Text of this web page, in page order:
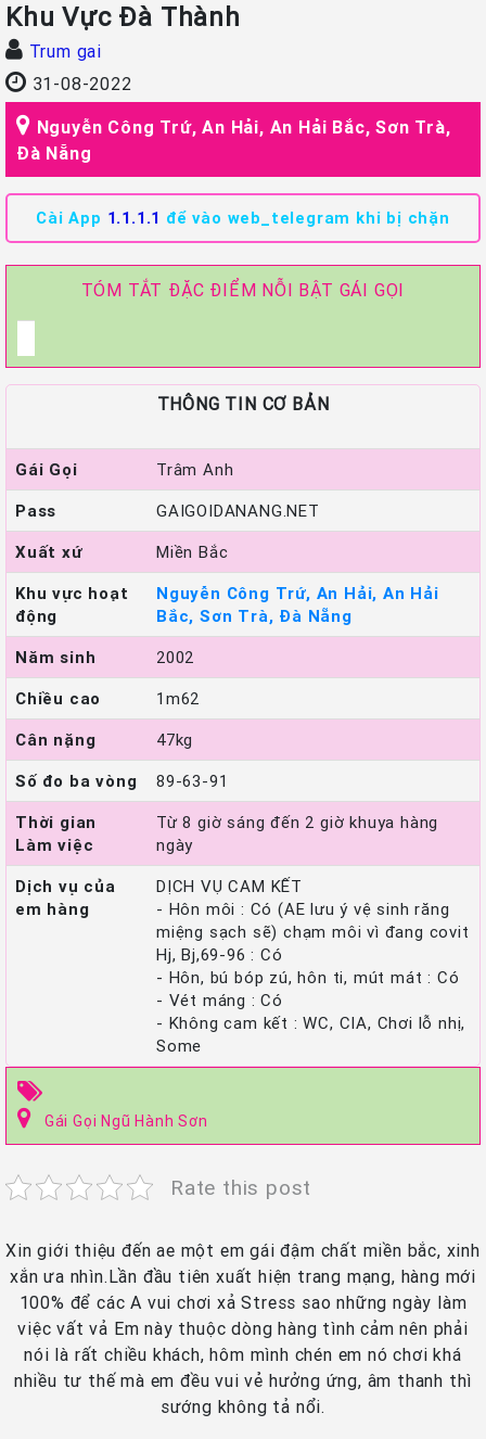
Khu Vực Đà Thành
Trum gai
31-08-2022
Nguyễn Công Trứ, An Hải, An Hải Bắc, Sơn Trà,
Đà Nẵng
Cài App 1.1.1.1 để vào web_telegram khi bị chặn
TÓM TẮT ĐẶC ĐIỂM NỖI BẬT GÁI GỌI
THÔNG TIN CƠ BẢN
Gái Gọi
Trâm Anh
Pass
GAIGOIDANANG.NET
Xuất xứ
Miền Bắc
Khu vực hoạt
động
Nguyễn Công Trứ, An Hải, An Hải
Bắc, Sơn Trà, Đà Nẵng
Năm sinh
2002
Chiều cao
1m62
Cân nặng
47kg
Số đo ba vòng
89-63-91
Thời gian
Làm việc
Từ 8 giờ sáng đến 2 giờ khuya hàng
ngày
Dịch vụ của
em hàng
DỊCH VỤ CAM KẾT
- Hôn môi : Có (AE lưu ý vệ sinh răng
miệng sạch sẽ) chạm môi vì đang covit
Hj, Bj,69-96 : Có
- Hôn, bú bóp zú, hôn ti, mút mát : Có
- Vét máng : Có
- Không cam kết : WC, CIA, Chơi lỗ nhị,
Some
Gái Gọi Ngũ Hành Sơn
Rate this post
Xin giới thiệu đến ae một em gái đậm chất miền bắc, xinh
xắn ưa nhìn.Lần đầu tiên xuất hiện trang mạng, hàng mới
100% để các A vui chơi xả Stress sao những ngày làm
việc vất vả Em này thuộc dòng hàng tình cảm nên phải
nói là rất chiều khách, hôm mình chén em nó chơi khá
nhiều tư thế mà em đều vui vẻ hưởng ứng, âm thanh thì
sướng không tả nổi.